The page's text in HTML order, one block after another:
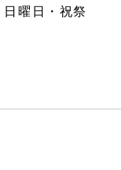
曜日・祝祭